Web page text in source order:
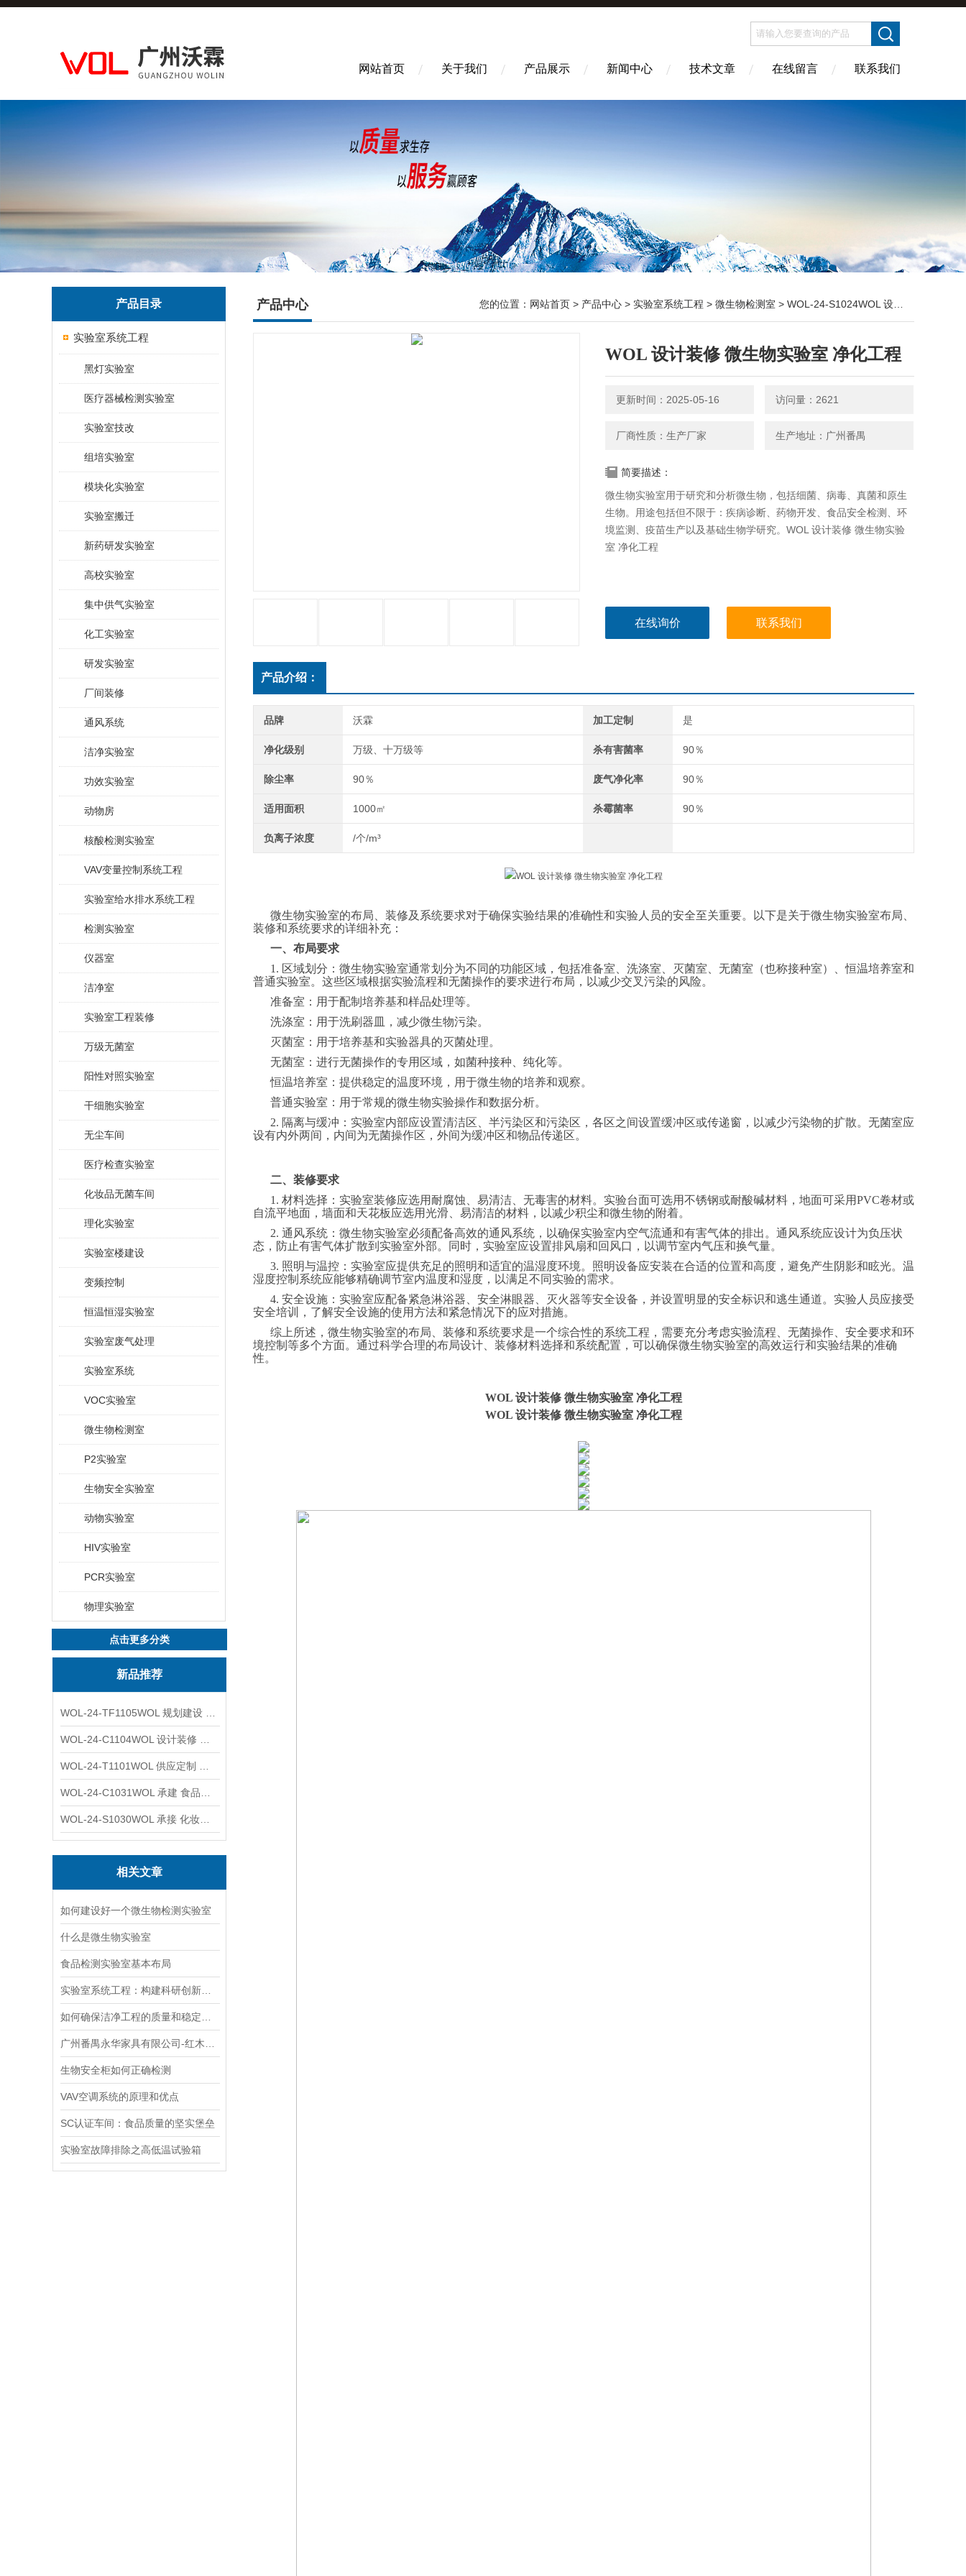
网站首页 关于我们 产品展示 新闻中心 技术文章 在线留言 联系我们
产品目录
实验室系统工程
黑灯实验室
医疗器械检测实验室
实验室技改
组培实验室
模块化实验室
实验室搬迁
新药研发实验室
高校实验室
集中供气实验室
化工实验室
研发实验室
厂间装修
通风系统
洁净实验室
功效实验室
动物房
核酸检测实验室
VAV变量控制系统工程
实验室给水排水系统工程
检测实验室
仪器室
洁净室
实验室工程装修
万级无菌室
阳性对照实验室
干细胞实验室
无尘车间
医疗检查实验室
化妆品无菌车间
理化实验室
实验室楼建设
变频控制
恒温恒湿实验室
实验室废气处理
实验室系统
VOC实验室
微生物检测室
P2实验室
生物安全实验室
动物实验室
HIV实验室
PCR实验室
物理实验室
点击更多分类
新品推荐
相关文章
如何建设好一个微生物检测实验室
什么是微生物实验室
食品检测实验室基本布局
生物安全柜如何正确检测
VAV空调系统的原理和优点
SC认证车间：食品质量的坚实堡垒
实验室故障排除之高低温试验箱
产品中心 您的位置： 网站首页 > 产品中心 > 实验室系统工程 > 微生物检测室 > WOL-24-S1024WOL 设计装修 微生物实验室 净化工程
WOL 设计装修 微生物实验室 净化工程
更新时间：2025-05-16 访问量：2621
厂商性质：生产厂家 生产地址：广州番禺
简要描述：
微生物实验室用于研究和分析微生物，包括细菌、病毒、真菌和原生
生物。用途包括但不限于：疾病诊断、药物开发、食品安全检测、环
境监测、疫苗生产以及基础生物学研究。WOL 设计装修 微生物实验
室 净化工程
在线询价 联系我们
产品介绍：
品牌 沃霖 加工定制 是
净化级别 万级、十万级等 杀有害菌率 90％
除尘率 90％ 废气净化率 90％
适用面积 1000㎡ 杀霉菌率 90％
负离子浓度 /个/m³
微生物实验室的布局、装修及系统要求对于确保实验结果的准确性和实验人员的安全至关重要。以下是关于微生物实验室布局、
装修和系统要求的详细补充：
一、布局要求
1. 区域划分：微生物实验室通常划分为不同的功能区域，包括准备室、洗涤室、灭菌室、无菌室（也称接种室）、恒温培养室和
普通实验室。这些区域根据实验流程和无菌操作的要求进行布局，以减少交叉污染的风险。
准备室：用于配制培养基和样品处理等。
洗涤室：用于洗刷器皿，减少微生物污染。
灭菌室：用于培养基和实验器具的灭菌处理。
无菌室：进行无菌操作的专用区域，如菌种接种、纯化等。
恒温培养室：提供稳定的温度环境，用于微生物的培养和观察。
普通实验室：用于常规的微生物实验操作和数据分析。
2. 隔离与缓冲：实验室内部应设置清洁区、半污染区和污染区，各区之间设置缓冲区或传递窗，以减少污染物的扩散。无菌室应
设有内外两间，内间为无菌操作区，外间为缓冲区和物品传递区。
二、装修要求
1. 材料选择：实验室装修应选用耐腐蚀、易清洁、无毒害的材料。实验台面可选用不锈钢或耐酸碱材料，地面可采用PVC卷材或
自流平地面，墙面和天花板应选用光滑、易清洁的材料，以减少积尘和微生物的附着。
2. 通风系统：微生物实验室必须配备高效的通风系统，以确保实验室内空气流通和有害气体的排出。通风系统应设计为负压状
态，防止有害气体扩散到实验室外部。同时，实验室应设置排风扇和回风口，以调节室内气压和换气量。
3. 照明与温控：实验室应提供充足的照明和适宜的温湿度环境。照明设备应安装在合适的位置和高度，避免产生阴影和眩光。温
湿度控制系统应能够精确调节室内温度和湿度，以满足不同实验的需求。
4. 安全设施：实验室应配备紧急淋浴器、安全淋眼器、灭火器等安全设备，并设置明显的安全标识和逃生通道。实验人员应接受
安全培训，了解安全设施的使用方法和紧急情况下的应对措施。
综上所述，微生物实验室的布局、装修和系统要求是一个综合性的系统工程，需要充分考虑实验流程、无菌操作、安全要求和环
境控制等多个方面。通过科学合理的布局设计、装修材料选择和系统配置，可以确保微生物实验室的高效运行和实验结果的准确
性。
WOL 设计装修 微生物实验室 净化工程
WOL 设计装修 微生物实验室 净化工程